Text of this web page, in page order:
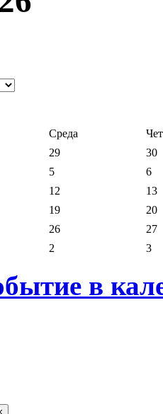
Среда
29
30
5
6
12
13
19
20
26
27
2 3
в